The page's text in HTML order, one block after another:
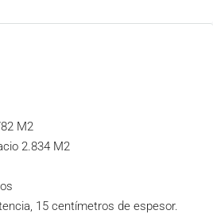
M2
2.834 M2
15 centímetros de espesor.